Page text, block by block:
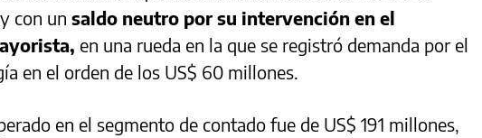
con un saldo neutro por su intervención en el
en una rueda en la que se registró demanda por el
en el orden de los US$ 60 millones.
en el segmento de contado fue de US$ 191 millones,